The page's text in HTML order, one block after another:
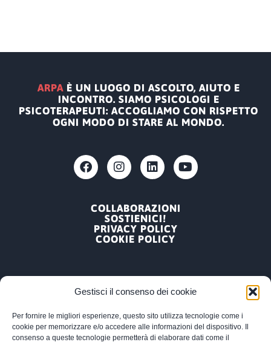
Gestisci il consenso dei cookie
Per fornire le migliori esperienze, questo sito utilizza tecnologie come i
cookie per memorizzare e/o accedere alle informazioni del dispositivo. Il
consenso a queste tecnologie permetterà di elaborare dati come il
ARPAÈ UN LUOGO DI ASCOLTO, AIUTO E
INCONTRO. SIAMO PSICOLOGI E
PSICOTERAPEUTI: ACCOGLIAMO CON RISPETTO
OGNI MODO DI STARE AL MONDO.
COLLABORAZIONI
SOSTIENICI!
PRIVACY POLICY
COOKIE POLICY
ARPA, ASSOCIAZIONE RICERCA PSICOLOGICA
APPLICATA